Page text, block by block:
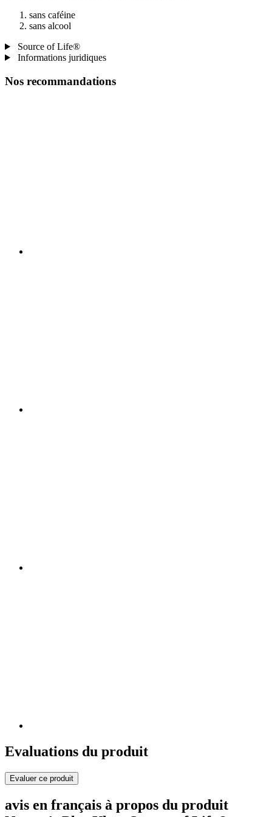
sans caféine
sans alcool
Source of Life®
Informations juridiques
Nos recommandations
Evaluations du produit
Evaluer ce produit
avis en français à propos du produit